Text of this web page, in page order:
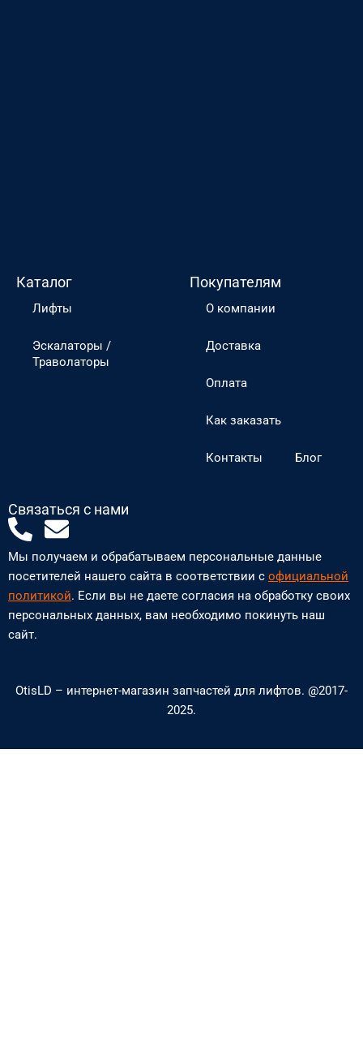
Каталог
Лифты
Эскалаторы /
Траволаторы
Покупателям
О компании
Доставка
Оплата
Как заказать
Контакты Блог
Связаться с нами
P
h
o
n
e
l
E
n
v
e
l
e
Мы получаем и обрабатываем персональные данные
посетителей нашего сайта в соответствии с официальной
политикой. Если вы не даете согласия на обработку своих
персональных данных, вам необходимо покинуть наш
сайт.
OtisLD – интернет-магазин запчастей для лифтов. @2017-
2025.